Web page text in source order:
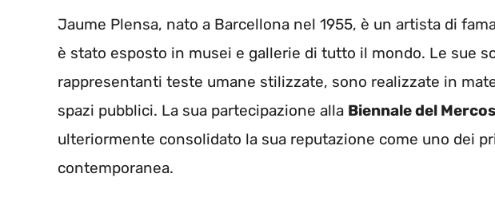
Jaume Plensa, nato a Barcellona nel 1955, è un artista di
è stato esposto in musei e gallerie di tutto il mondo. Le sue
rappresentanti teste umane stilizzate, sono realizzate in
spazi pubblici. La sua partecipazione alla Biennale del
ulteriormente consolidato la sua reputazione come uno dei
contemporanea.